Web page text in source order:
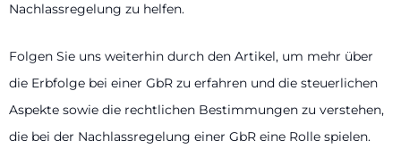
Nachlassregelung zu helfen.
Folgen Sie uns weiterhin durch den Artikel, um mehr über
die Erbfolge bei einer GbR zu erfahren und die steuerlichen
Aspekte sowie die rechtlichen Bestimmungen zu verstehen,
die bei der Nachlassregelung einer GbR eine Rolle spielen.